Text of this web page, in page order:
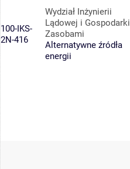
100-IKS-
2N-416
Wydział Inżynierii
Lądowej i Gospodarki
Zasobami
Alternatywne źródła
energii